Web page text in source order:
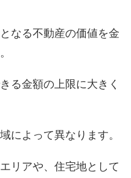
なる不動産の価値を金
る金額の上限に大きく
によって異なります。
リアや、住宅地として